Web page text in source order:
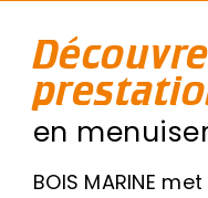
en
BOIS MARINE